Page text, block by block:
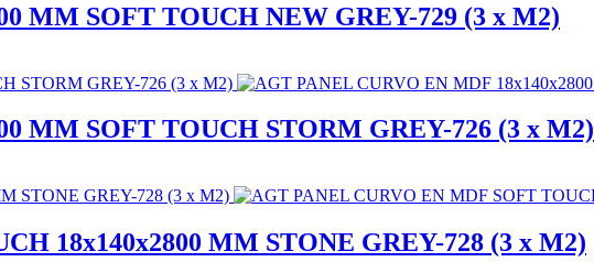
MM SOFT TOUCH NEW GREY-729 (3 x M2)
MM SOFT TOUCH STORM GREY-726 (3 x M2)
18x140x2800 MM STONE GREY-728 (3 x M2)